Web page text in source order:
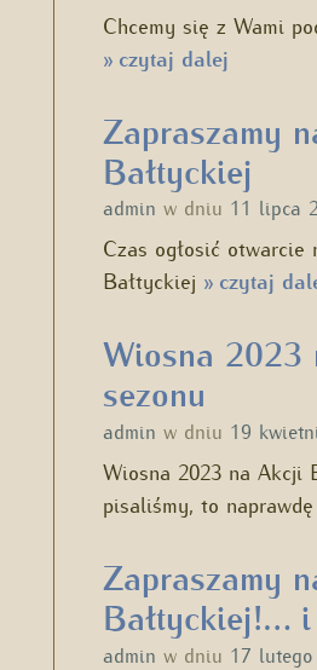
Chcemy się z Wami
»czytaj dalej
Zapraszamy
Bałtyckiej
admin w dniu 11 lipca
Czas ogłosić
Bałtyckiej »czytaj
Wiosna 2023
sezonu
admin w dniu 19
Wiosna 2023 na Akcji
pisaliśmy, to
Zapraszamy
Bałtyckiej!…
admin w dniu 17